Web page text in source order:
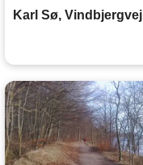
Karl Sø, Vindbjergvej